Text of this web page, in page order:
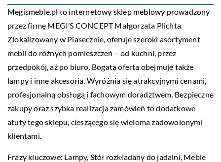
Megismeble.pl to internetowy sklep meblowy prowadzony
przez firmę MEGI’S CONCEPT Małgorzata Plichta.
Zlokalizowany w Piasecznie, oferuje szeroki asortyment
mebli do różnych pomieszczeń – od kuchni, przez
przedpokój, aż po biuro. Bogata oferta obejmuje także
lampy i inne akcesoria. Wyróżnia się atrakcyjnymi cenami,
profesjonalną obsługą i fachowym doradztwem. Bezpieczne
zakupy oraz szybka realizacja zamówień to dodatkowe
atuty tego sklepu, cieszącego się wieloma zadowolonymi
klientami.
Frazy kluczowe: Lampy, Stół rozkładany do jadalni, Meble